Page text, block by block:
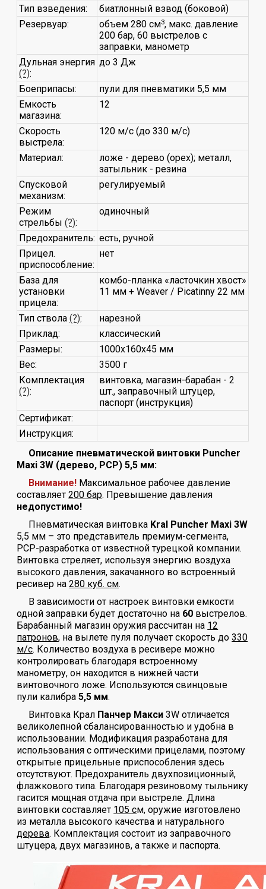
Тип взведения:
биатлонный взвод (боковой)
Резервуар:
объем 280 см3, макс. давление
200 бар, 60 выстрелов с
заправки, манометр
Дульная энергия
(?):
до 3 Дж
Боеприпасы:
пули для пневматики 5,5 мм
Емкость
магазина:
12
Скорость
выстрела:
120 м/с (до 330 м/с)
Материал:
ложе - дерево (орех); металл,
затыльник - резина
Спусковой
механизм:
регулируемый
Режим
стрельбы(?):
одиночный
Предохранитель: есть, ручной
Прицел.
приспособление:
нет
База для
установки
прицела:
комбо-планка «ласточкин хвост»
11 мм + Weaver / Picatinny 22 мм
Тип ствола(?):
нарезной
Приклад:
классический
Размеры:
1000x160x45 мм
Вес:
3500 г
Комплектация
(?):
винтовка, магазин-барабан - 2
шт., заправочный штуцер,
паспорт (инструкция)
Сертификат:
Инструкция:
Описание пневматической винтовки Puncher
Maxi 3W (дерево, PCP) 5,5 мм:
Внимание! Максимальное рабочее давление
составляет200 бар. Превышение давления
недопустимо!
Пневматическая винтовка Kral Puncher Maxi 3W
5,5 мм – это представитель премиум-сегмента,
РСР-разработка от известной турецкой компании.
Винтовка стреляет, используя энергию воздуха
высокого давления, закачанного во встроенный
ресивер на280 куб. см.
В зависимости от настроек винтовки емкости
одной заправки будет достаточно на 60 выстрелов.
Барабанный магазин оружия рассчитан на 12
патронов, на вылете пуля получает скорость до330
м/с. Количество воздуха в ресивере можно
контролировать благодаря встроенному
манометру, он находится в нижней части
винтовочного ложе. Используются свинцовые
пули калибра5,5 мм.
Винтовка Крал Панчер Макси 3W отличается
великолепной сбалансированностью и удобна в
использовании. Модификация разработана для
использования с оптическими прицелами, поэтому
открытые прицельные приспособления здесь
отсутствуют. Предохранитель двухпозиционный,
флажкового типа. Благодаря резиновому тыльнику
гасится мощная отдача при выстреле. Длина
винтовки составляет 105 см, оружие изготовлено
из металла высокого качества и натурального
дерева. Комплектация состоит из заправочного
штуцера, двух магазинов, а также и паспорта.